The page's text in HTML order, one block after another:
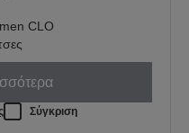
CLO
Σύγκριση